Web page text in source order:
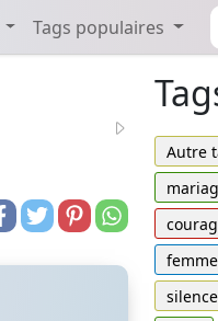
Tags populaires
Autre
femme
silence